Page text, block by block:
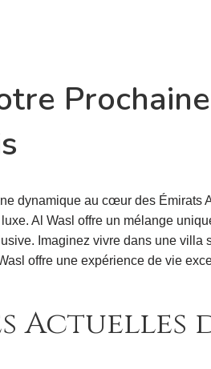
dynamique au cœur des
Al Wasl offre un mélange
Imaginez vivre dans une
offre une expérience de vie
Actuelles